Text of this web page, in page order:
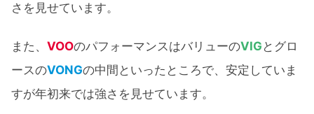
さを見せています。
また、 VOOのパフォーマンスはバリューのVIG とグロ
ースのVONGの中間といったところで、安定していま
すが年初来では強さを見せています。